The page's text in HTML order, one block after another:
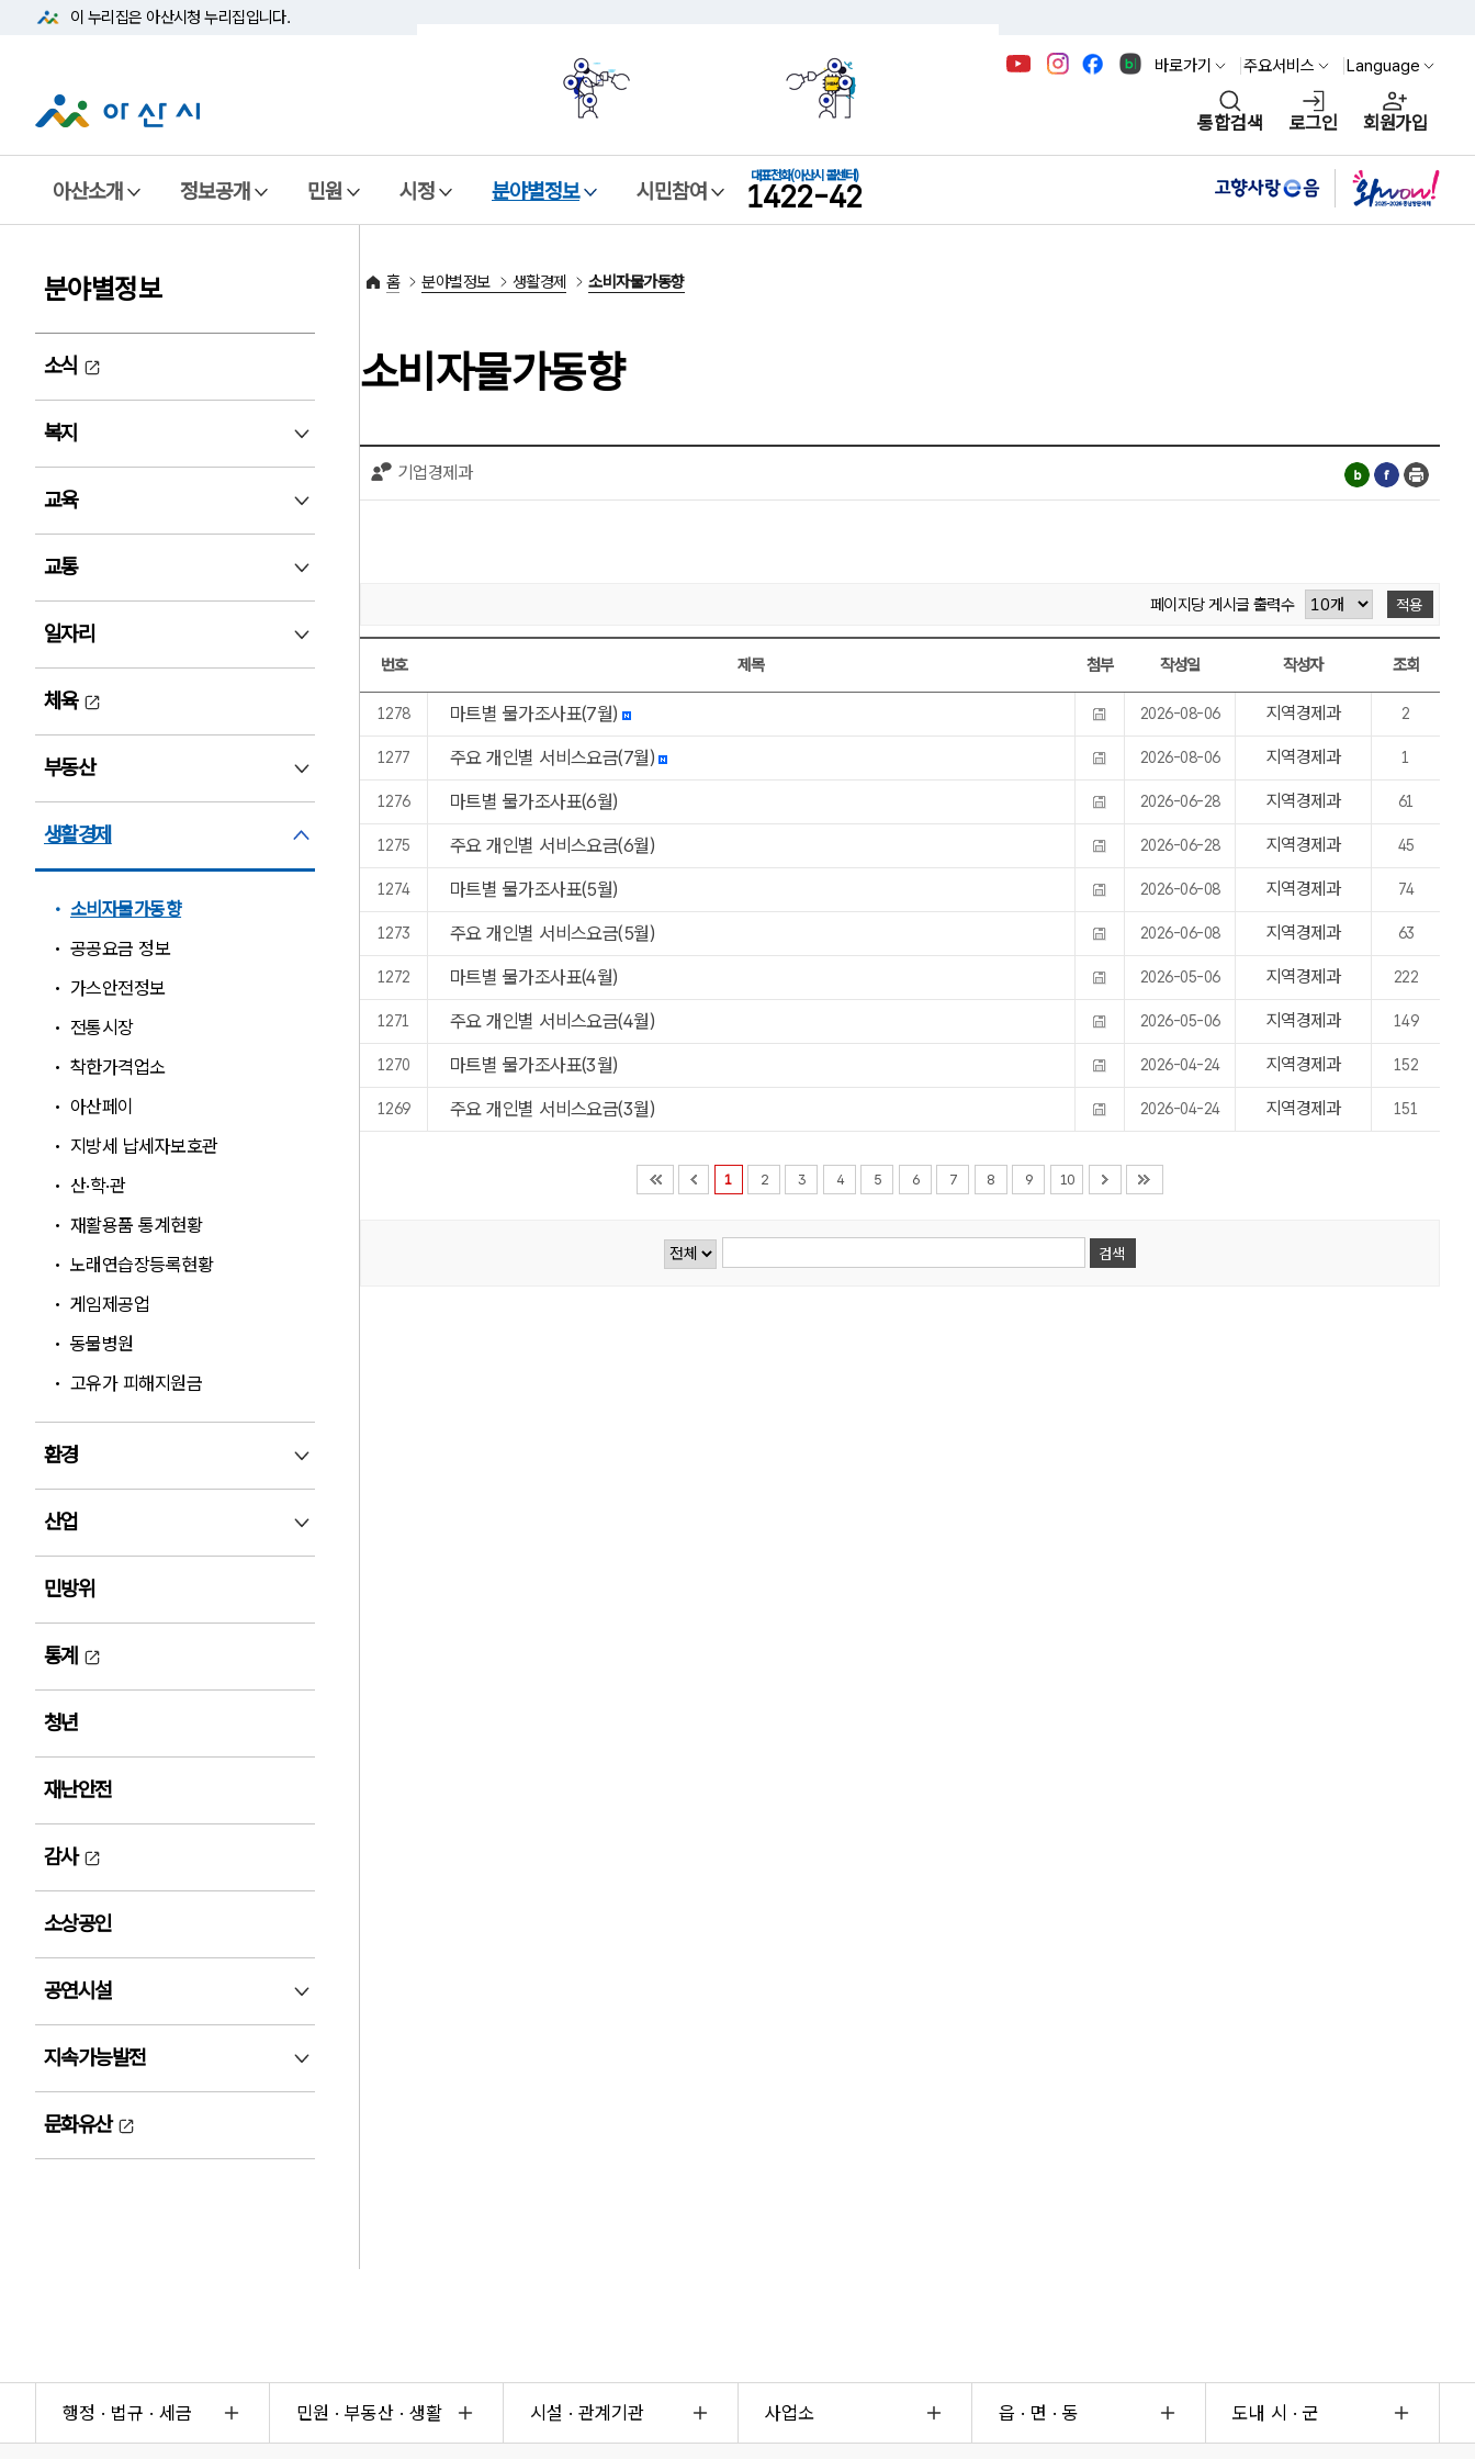
이 누리집은 아산시청 누리집입니다.
바로가기 주요서비스 Language
통합검색 로그인 회원가입
아산소개 정보공개 민원 시정 분야별정보 시민참여
대표전화(아산시 콜센터)
1422-42
분야별정보
소식
복지
교육
교통
일자리
체육
부동산
생활경제
소비자물가동향
공공요금 정보
가스안전정보
전통시장
착한가격업소
아산페이
지방세 납세자보호관
산·학·관
재활용품 통계현황
노래연습장등록현황
게임제공업
동물병원
고유가 피해지원금
환경
산업
민방위
통계
청년
재난안전
감사
소상공인
공연시설
지속가능발전 지속가능발전 펼침
문화유산
홈 분야별정보 생활경제 소비자물가동향
소비자물가동향
기업경제과
페이지당 게시글 출력수 적용
[소비자물가동향:128/1]번호,제목,첨부,작성일,작성자,조회
번호 제목 첨부 작성일 작성자 조회
1278 마트별 물가조사표(7월) 2026-08-06 지역경제과 2
1277 주요 개인별 서비스요금(7월) 2026-08-06 지역경제과 1
1276 마트별 물가조사표(6월) 2026-06-28 지역경제과 61
1275 주요 개인별 서비스요금(6월) 2026-06-28 지역경제과 45
1274 마트별 물가조사표(5월) 2026-06-08 지역경제과 74
1273 주요 개인별 서비스요금(5월) 2026-06-08 지역경제과 63
1272 마트별 물가조사표(4월) 2026-05-06 지역경제과 222
1271 주요 개인별 서비스요금(4월) 2026-05-06 지역경제과 149
1270 마트별 물가조사표(3월) 2026-04-24 지역경제과 152
1269 주요 개인별 서비스요금(3월) 2026-04-24 지역경제과 151
1 2 3 4 5 6 7 8 9 10
검색
행정 · 법규 · 세금 민원 · 부동산 · 생활 시설 · 관계기관 사업소 읍 · 면 · 동 도내 시 · 군